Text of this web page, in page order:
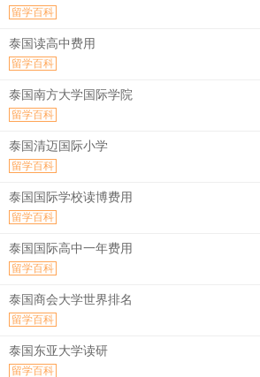
留学百科
泰国读高中费用
留学百科
泰国南方大学国际学院
留学百科
泰国清迈国际小学
留学百科
泰国国际学校读博费用
留学百科
泰国国际高中一年费用
留学百科
泰国商会大学世界排名
留学百科
泰国东亚大学读研
留学百科